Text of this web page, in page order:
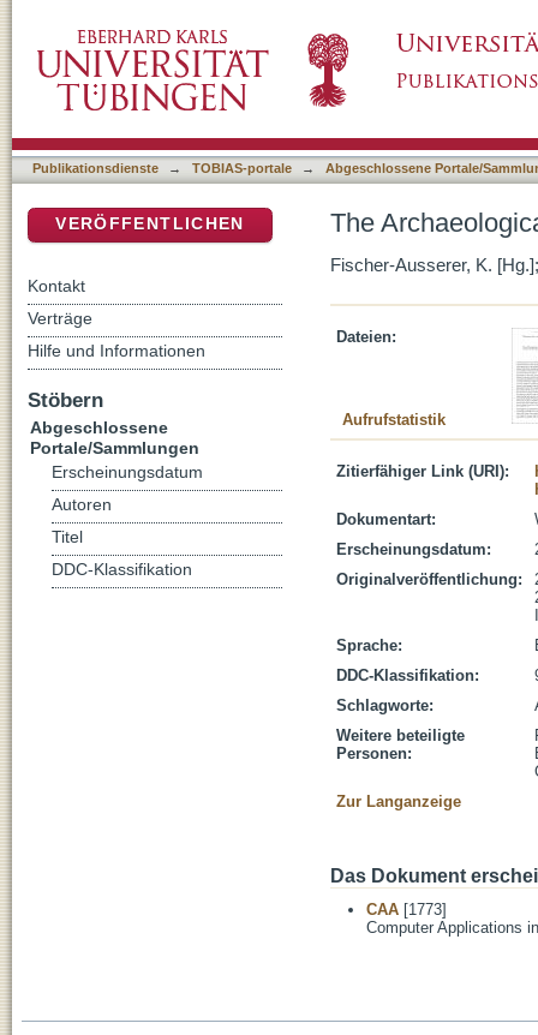
Publikationsdienste → TOBIAS-portale → Abgeschlossene Portale/
The
Fischer-Ausserer, K.
Dateien:
Aufrufstatistik
Zitierfähiger Link (URI):
Dokumentart:
Erscheinungsdatum:
Originalveröffentlichung:
Sprache:
DDC-Klassifikation:
Schlagworte:
Weitere beteiligte
Personen:
Zur Langanzeige
Das Dokument
CAA [1773]
Computer Applications
VERÖFFENTLICHEN
Kontakt
Verträge
Hilfe und Informationen
Stöbern
Abgeschlossene
Portale/Sammlungen
Erscheinungsdatum
Autoren
Titel
DDC-Klassifikation